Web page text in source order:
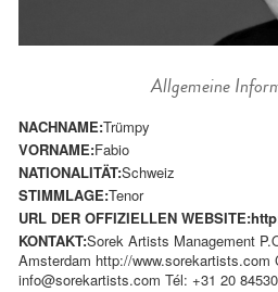
Allgemeine
NACHNAME:Trümpy
VORNAME:Fabio
NATIONALITÄT:Schweiz
STIMMLAGE:Tenor
URL DER OFFIZIELLEN WEBSITE:
KONTAKT:Sorek Artists Management
Amsterdam http://www.sorekartists.com
info@sorekartists.com Tél: +31 20